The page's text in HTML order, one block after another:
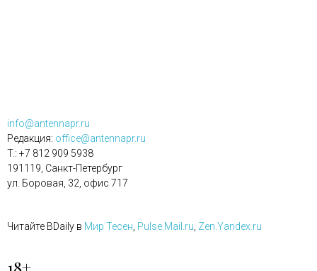
info@antennapr.ru
Редакция: office@antennapr.ru
T.: +7 812 909 5938
191119, Санкт-Петербург
ул. Боровая, 32, офис 717
Читайте BDaily в Мир Тесен Pulse.Mail.ru Zen.Yandex.ru